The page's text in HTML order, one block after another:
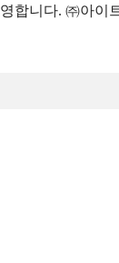
합니다. ㈜아